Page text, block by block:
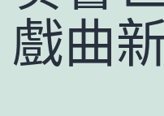
戲曲